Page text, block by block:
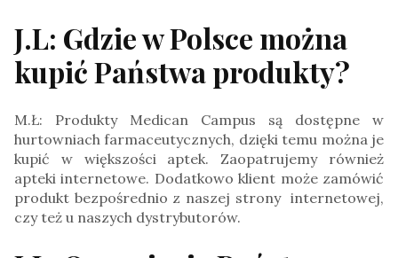
J.L: Gdzie w Polsce można
kupić Państwa produkty?
M.Ł: Produkty Medican Campus są dostępne w
hurtowniach farmaceutycznych, dzięki temu można je
kupić w większości aptek. Zaopatrujemy również
apteki internetowe. Dodatkowo klient może zamówić
produkt bezpośrednio z naszej strony internetowej,
czy też u naszych dystrybutorów.